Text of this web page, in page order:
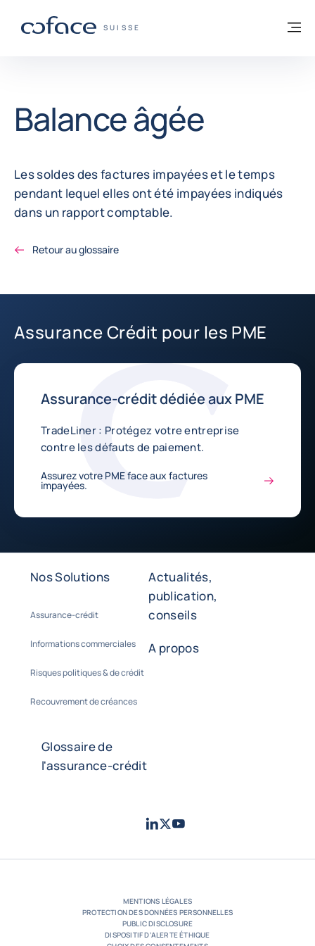
COFACE, FOR TRADE - PAGE D'ACCUEIL
SUISSE
Retour à la page d'accueil
Balance âgée
Les soldes des factures impayées et le temps
pendant lequel elles ont été impayées indiqués
dans un rapport comptable.
Retour au glossaire
Assurance Crédit pour les PME
Assurance-crédit dédiée aux PME
TradeLiner : Protégez votre entreprise
contre les défauts de paiement.
Assurez votre PME face aux factures
impayées.
Nos Solutions
Assurance-crédit
Informations commerciales
Risques politiques & de crédit
Recouvrement de créances
Actualités,
publication,
conseils
A propos
Glossaire de
l'assurance-crédit
LinkedIn
TwitterYoutube
MENTIONS LÉGALES
PROTECTION DES DONNÉES PERSONNELLES
PUBLIC DISCLOSURE
DISPOSITIF D’ALERTE ÉTHIQUE